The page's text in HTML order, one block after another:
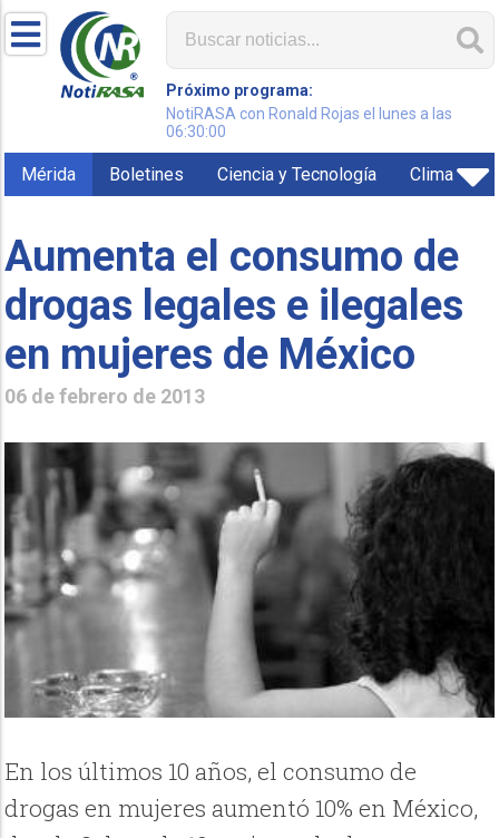
Próximo programa:
NotiRASA con Ronald Rojas el lunes a las
06:30:00
Mérida Boletines Ciencia y Tecnología Clima
Aumenta el consumo de
drogas legales e ilegales
en mujeres de México
06 de febrero de 2013
En los últimos 10 años, el consumo de
drogas en mujeres aumentó 10% en México,